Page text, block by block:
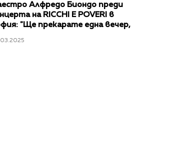
Алфредо Биондо преди
на RICCHI E POVERI в
"Ще прекарате една вечер,